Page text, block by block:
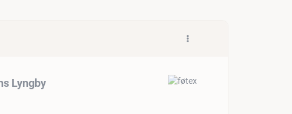
Lyngby